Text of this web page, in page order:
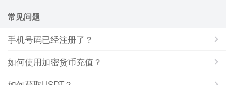
常见问题
手机号码已经注册了？
如何使用加密货币充值？